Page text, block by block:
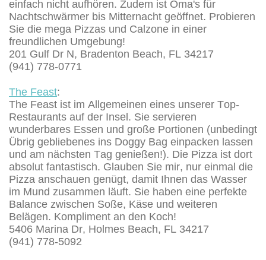
einfach nicht aufhören. Zudem ist Oma's für
Nachtschwärmer bis Mitternacht geöffnet. Probieren
Sie die mega Pizzas und Calzone in einer
freundlichen Umgebung!
201 Gulf Dr N, Bradenton Beach, FL 34217
(941) 778-0771
The Feast:
The Feast ist im Allgemeinen eines unserer Top-
Restaurants auf der Insel. Sie servieren
wunderbares Essen und große Portionen (unbedingt
Übrig gebliebenes ins Doggy Bag einpacken lassen
und am nächsten Tag genießen!). Die Pizza ist dort
absolut fantastisch. Glauben Sie mir, nur einmal die
Pizza anschauen genügt, damit Ihnen das Wasser
im Mund zusammen läuft. Sie haben eine perfekte
Balance zwischen Soße, Käse und weiteren
Belägen. Kompliment an den Koch!
5406 Marina Dr, Holmes Beach, FL 34217
(941) 778-5092